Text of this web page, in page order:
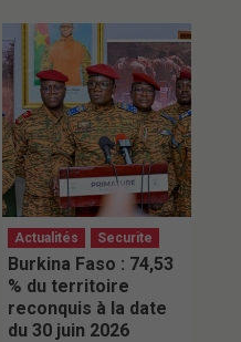
Actualités Securite
Burkina Faso : 74,53
% du territoire
reconquis à la date
du 30 juin 2026